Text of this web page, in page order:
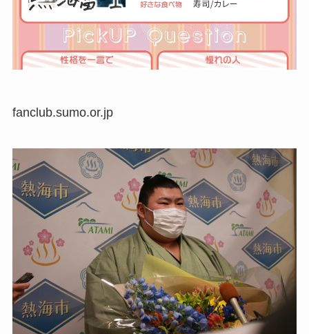
fanclub.sumo.or.jp